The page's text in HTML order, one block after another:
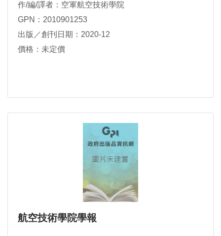
作/編/譯者：空軍航空技術學院
GPN：2010901253
出版／創刊日期：2020-12
價格：未定價
航空技術學院學報